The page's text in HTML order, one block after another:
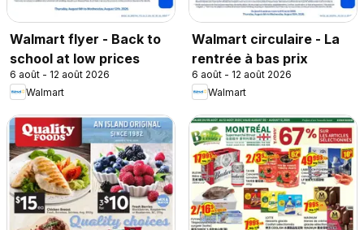
Walmart flyer - Back to
school at low prices
6 août - 12 août 2026
Walmart
Walmart circulaire - La
rentrée à bas prix
6 août - 12 août 2026
Walmart